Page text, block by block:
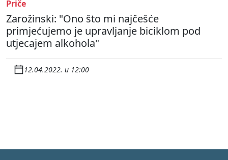
Priče
Zarožinski: "Ono što mi najčešće
primjećujemo je upravljanje biciklom pod
utjecajem alkohola"
12.04.2022. u 12:00